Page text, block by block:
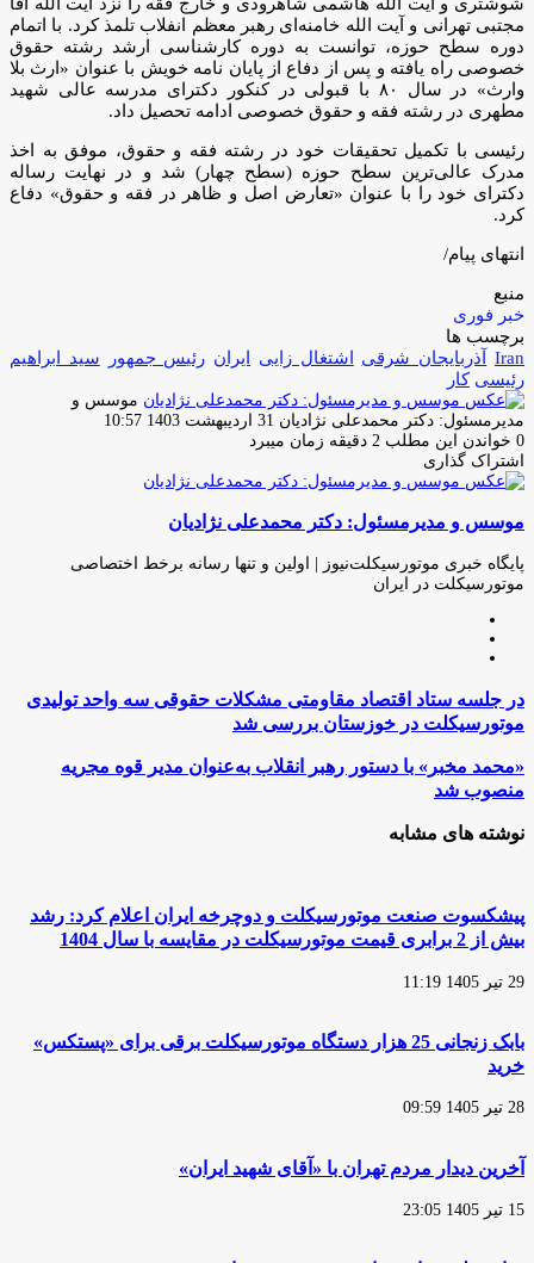
مجتبی تهرانی و آیت الله خامنه‌ای رهبر معظم انفلاب تلمذ کرد. با اتمام
دوره سطح حوزه، توانست به دوره کارشناسی ارشد رشته حقوق
خصوصی راه یافته و پس از دفاع از پایان نامه خویش با عنوان «ارث بلا
وارث» در سال ۸۰ با قبولی در کنکور دکترای مدرسه عالی شهید
مطهری در رشته فقه و حقوق خصوصی ادامه تحصیل داد.
رئیسی با تکمیل تحقیقات خود در رشته فقه و حقوق، موفق به اخذ
مدرک عالی‌ترین سطح حوزه (سطح چهار) شد و در نهایت رساله
دکترای خود را با عنوان «تعارض اصل و ظاهر در فقه و حقوق» دفاع
کرد.
انتهای پیام/
منبع
خبر فوری
برچسب ها
Iran آذربایجان شرقی اشتغال زایی ایران رئیس جمهور
سید ابراهیم
رئیسی کار
موسس و
مدیرمسئول: دکتر محمدعلی نژادیان ارسال
ایمیل
31 اردیبهشت 1403 10:57
0 خواندن این مطلب 2 دقیقه زمان میبرد
اشتراک گذاری
فیس
توئیتر
لینکدین
واتس
تلگرام
اشتراک
از
ایمیل
چاپ
موسس و مدیرمسئول: دکتر محمدعلی نژادیان
پایگاه خبری موتورسیکلت‌نیوز | اولین و تنها رسانه برخط اختصاصی
موتورسیکلت در ایران
در
جلسه
ستاد
مقاومتی
مشکلات
سه
در
خوزستان
شد
در جلسه ستاد اقتصاد مقاومتی مشکلات حقوقی سه واحد تولیدی
موتورسیکلت در خوزستان بررسی شد
«محمد
مخبر»
با
دستور
رهبر
مدیر
قوه
مجریه
شد
«محمد مخبر» با دستور رهبر انقلاب به‌عنوان مدیر قوه مجریه
منصوب شد
نوشته های مشابه
پیشکسوت صنعت موتورسیکلت و دوچرخه ایران اعلام کرد: رشد
بیش از 2 برابری قیمت موتورسیکلت در مقایسه با سال 1404
29 تیر 1405 11:19
بابک زنجانی 25 هزار دستگاه موتورسیکلت برقی برای «پستکس»
خرید
28 تیر 1405 09:59
آخرین دیدار مردم تهران با «آقای شهید ایران»
15 تیر 1405 23:05